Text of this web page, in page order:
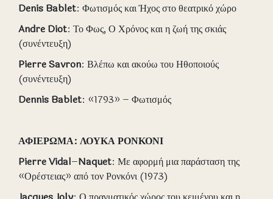
Denis Bablet: Φωτισμός και Ήχος στο θεατρικό χώρο
Andre Diot: Το Φως, Ο Χρόνος και η ζωή της σκιάς
(συνέντευξη)
PierreSavron: Βλέπω και ακούω του Ηθοποιούς
(συνέντευξη)
Dennis Bablet: «1793» – Φωτισμός
ΑΦΙΕΡΩΜΑ: ΛΟΥΚΑ ΡΟΝΚΟΝΙ
PierreVidal–Naquet: Με αφορμή μια παράσταση της
«Ορέστειας» από τον Ρονκόνι (1973)